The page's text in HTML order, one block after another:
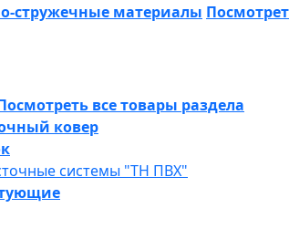
стружечные материалы
все товары раздела
ковер
системы "ТН ПВХ"